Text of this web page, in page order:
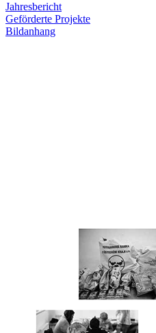
Jahresbericht
Geförderte Projekte
Bildanhang